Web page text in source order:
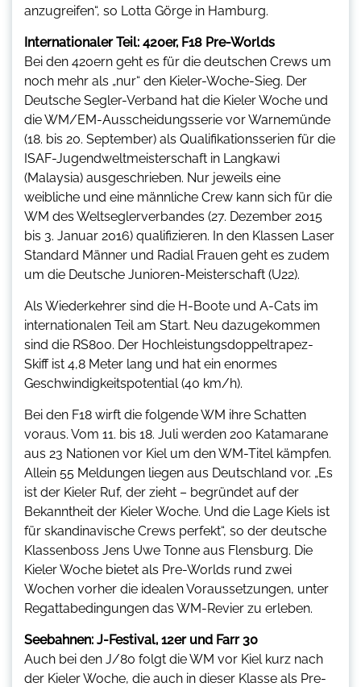
anzugreifen“, so Lotta Görge in Hamburg.
Internationaler Teil: 420er, F18 Pre-Worlds
Bei den 420ern geht es für die deutschen Crews um
noch mehr als „nur“ den Kieler-Woche-Sieg. Der
Deutsche Segler-Verband hat die Kieler Woche und
die WM/EM-Ausscheidungsserie vor Warnemünde
(18. bis 20. September) als Qualifikationsserien für die
ISAF-Jugendweltmeisterschaft in Langkawi
(Malaysia) ausgeschrieben. Nur jeweils eine
weibliche und eine männliche Crew kann sich für die
WM des Weltseglerverbandes (27. Dezember 2015
bis 3. Januar 2016) qualifizieren. In den Klassen Laser
Standard Männer und Radial Frauen geht es zudem
um die Deutsche Junioren-Meisterschaft (U22).
Als Wiederkehrer sind die H-Boote und A-Cats im
internationalen Teil am Start. Neu dazugekommen
sind die RS800. Der Hochleistungsdoppeltrapez-
Skiff ist 4,8 Meter lang und hat ein enormes
Geschwindigkeitspotential (40 km/h).
Bei den F18 wirft die folgende WM ihre Schatten
voraus. Vom 11. bis 18. Juli werden 200 Katamarane
aus 23 Nationen vor Kiel um den WM-Titel kämpfen.
Allein 55 Meldungen liegen aus Deutschland vor. „Es
ist der Kieler Ruf, der zieht – begründet auf der
Bekanntheit der Kieler Woche. Und die Lage Kiels ist
für skandinavische Crews perfekt“, so der deutsche
Klassenboss Jens Uwe Tonne aus Flensburg. Die
Kieler Woche bietet als Pre-Worlds rund zwei
Wochen vorher die idealen Voraussetzungen, unter
Regattabedingungen das WM-Revier zu erleben.
Seebahnen: J-Festival, 12er und Farr 30
Auch bei den J/80 folgt die WM vor Kiel kurz nach
der Kieler Woche, die auch in dieser Klasse als Pre-